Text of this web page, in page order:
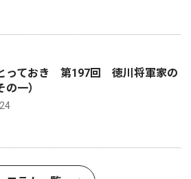
っておき 第197回 徳川将軍家の
一）